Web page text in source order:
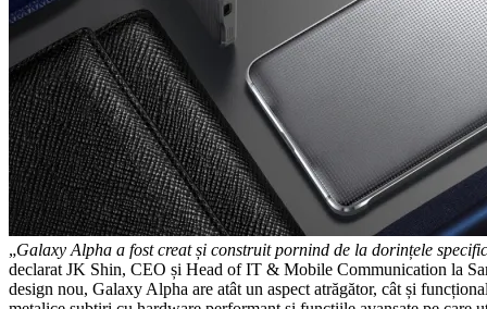
„Galaxy Alpha a fost creat și construit pornind de la dorințele
declarat JK Shin, CEO și Head of IT & Mobile Communication la
design nou, Galaxy Alpha are atât un aspect atrăgător, cât și